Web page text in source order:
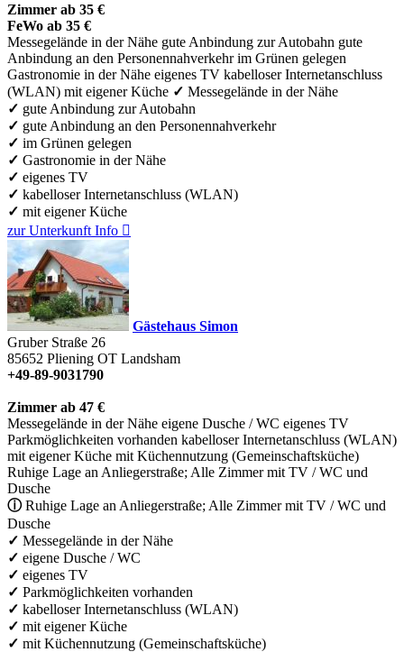
Zimmer ab 35 €
FeWo ab 35 €
Messegelände in der Nähe gute Anbindung zur Autobahn gute
Anbindung an den Personennahverkehr im Grünen gelegen
Gastronomie in der Nähe eigenes TV kabelloser Internetanschluss
(WLAN) mit eigener Küche ✓ Messegelände in der Nähe
✓ gute Anbindung zur Autobahn
✓ gute Anbindung an den Personennahverkehr
✓ im Grünen gelegen
✓ Gastronomie in der Nähe
✓ eigenes TV
✓ kabelloser Internetanschluss (WLAN)
✓ mit eigener Küche
zur Unterkunft Info 
Gästehaus Simon
Gruber Straße 26
85652 Pliening OT Landsham
+49-89-9031790
Zimmer ab 47 €
Messegelände in der Nähe eigene Dusche / WC eigenes TV
Parkmöglichkeiten vorhanden kabelloser Internetanschluss (WLAN)
mit eigener Küche mit Küchennutzung (Gemeinschaftsküche)
Ruhige Lage an Anliegerstraße; Alle Zimmer mit TV / WC und
Dusche
ⓘRuhige Lage an Anliegerstraße; Alle Zimmer mit TV / WC und
Dusche
✓ Messegelände in der Nähe
✓ eigene Dusche / WC
✓ eigenes TV
✓ Parkmöglichkeiten vorhanden
✓ kabelloser Internetanschluss (WLAN)
✓ mit eigener Küche
✓ mit Küchennutzung (Gemeinschaftsküche)